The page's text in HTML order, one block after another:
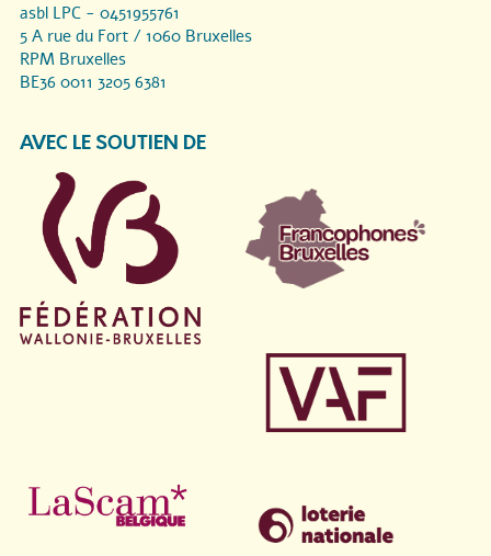
asbl LPC - 0451955761
5 A rue du Fort / 1060 Bruxelles
RPM Bruxelles
BE36 0011 3205 6381
AVEC LE SOUTIEN DE